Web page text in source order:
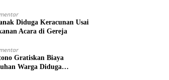
Diduga Keracunan Usai
Acara di Gereja
Gratiskan Biaya
Warga Diduga